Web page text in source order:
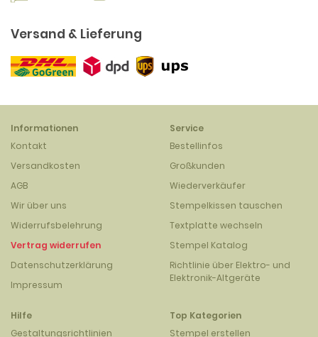
Versand & Lieferung
Informationen
Kontakt
Versandkosten
AGB
Wir über uns
Widerrufsbelehrung
Vertrag widerrufen
Datenschutzerklärung
Impressum
Service
Bestellinfos
Großkunden
Wiederverkäufer
Stempelkissen tauschen
Textplatte wechseln
Stempel Katalog
Richtlinie über Elektro- und
Elektronik-Altgeräte
Hilfe
Gestaltungsrichtlinien
Top Kategorien
Stempel erstellen